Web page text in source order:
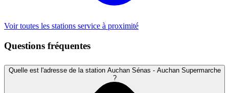
Voir toutes les stations service à proximité
Questions fréquentes
Quelle est l'adresse de la station Auchan Sénas - Auchan Supermarche
?